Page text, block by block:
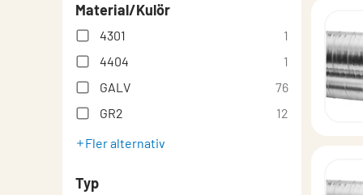
Material/Kulör
4301
1
4404
1
GALV
76
GR2
12
Fler alternativ
Typ